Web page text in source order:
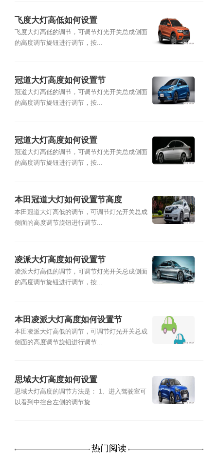
飞度大灯高低如何设置
飞度大灯高低的调节，可调节灯光开关总成侧面
的高度调节旋钮进行调节，按...
冠道大灯高度如何设置节
冠道大灯高低的调节，可调节灯光开关总成侧面
的高度调节旋钮进行调节，按...
冠道大灯高度如何设置
冠道大灯高低的调节，可调节灯光开关总成侧面
的高度调节旋钮进行调节，按...
本田冠道大灯如何设置节高度
本田冠道大灯高低的调节，可调节灯光开关总成
侧面的高度调节旋钮进行调节...
凌派大灯高度如何设置节
凌派大灯高低的调节，可调节灯光开关总成侧面
的高度调节旋钮进行调节，按...
本田凌派大灯高度如何设置节
本田凌派大灯高低的调节，可调节灯光开关总成
侧面的高度调节旋钮进行调节...
思域大灯高度如何设置
思域大灯高度的调节方法是： 1、进入驾驶室可
以看到中控台左侧的调节旋...
热门阅读